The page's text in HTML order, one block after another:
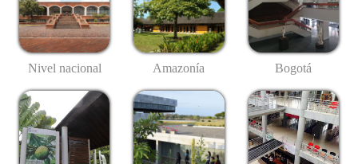
Nivel nacional Amazonía Bogotá